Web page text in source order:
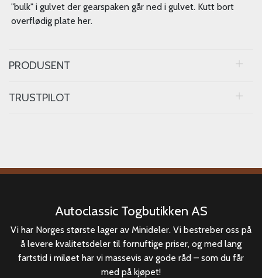
"bulk" i gulvet der gearspaken går ned i gulvet. Kutt bort
overflødig plate her.
PRODUSENT
TRUSTPILOT
Autoclassic Togbutikken AS
Vi har Norges største lager av Minideler. Vi bestreber oss på
å levere kvalitetsdeler til fornuftige priser, og med lang
fartstid i miløet har vi massevis av gode råd – som du får
med på kjøpet!